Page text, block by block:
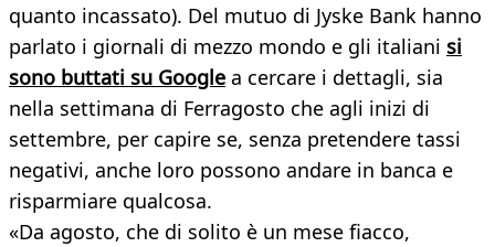
quanto incassato). Del mutuo di Jyske Bank hanno
parlato i giornali di mezzo mondo e gli italiani si
sono buttati su Google a cercare i dettagli, sia
nella settimana di Ferragosto che agli inizi di
settembre, per capire se, senza pretendere tassi
negativi, anche loro possono andare in banca e
risparmiare qualcosa.
«Da agosto, che di solito è un mese fiacco,